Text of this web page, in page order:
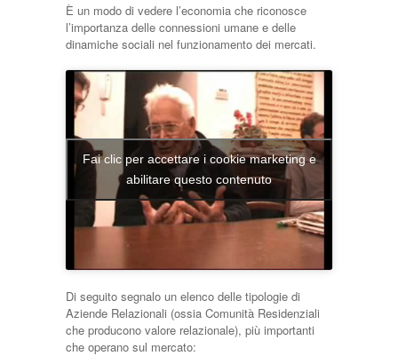
È un modo di vedere l’economia che riconosce
l’importanza delle connessioni umane e delle
dinamiche sociali nel funzionamento dei mercati.
Fai clic per accettare i cookie marketing e
abilitare questo contenuto
Di seguito segnalo un elenco delle tipologie di
Aziende Relazionali (ossia Comunità Residenziali
che producono valore relazionale), più importanti
che operano sul mercato: